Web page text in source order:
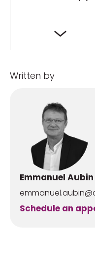
Written by
Emmanuel Aubin
Schedule an